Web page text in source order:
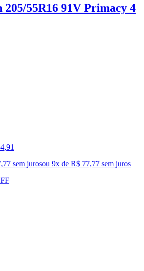
55R16 91V Primacy 4
,91
sem jurosou 9x de R$ 77,77 sem juros